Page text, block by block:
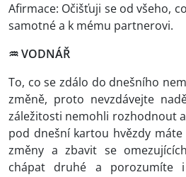
Afirmace: Očišťuji se od všeho,
samotné a k mému partnerovi.
♒ VODNÁŘ
To, co se zdálo do dnešního
změně, proto nevzdávejte
záležitosti nemohli rozhodnout
pod dnešní kartou hvězdy
změny a zbavit se
chápat druhé a porozumíte